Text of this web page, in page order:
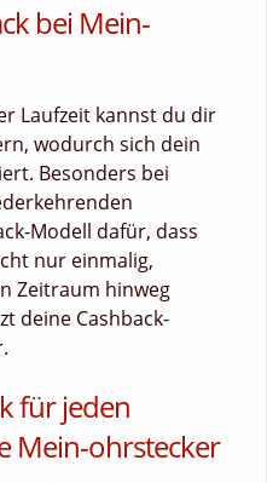
bei Mein-
Laufzeit kannst du dir
wodurch sich dein
Besonders bei
Modell dafür, dass
nur einmalig,
Zeitraum hinweg
deine Cashback-
für jeden
Mein-ohrstecker